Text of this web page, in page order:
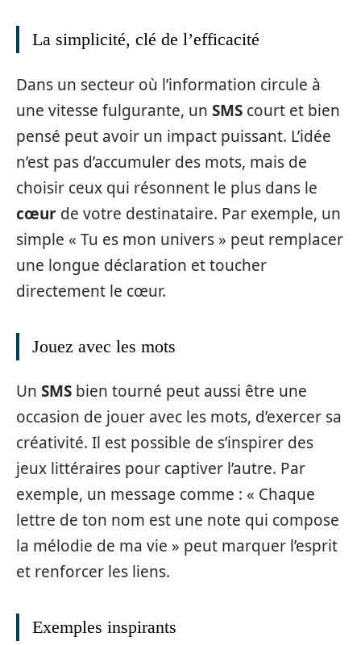
La simplicité, clé de l’efficacité
Dans un secteur où l’information circule à
une vitesse fulgurante, un SMS court et bien
pensé peut avoir un impact puissant. L’idée
n’est pas d’accumuler des mots, mais de
choisir ceux qui résonnent le plus dans le
cœur de votre destinataire. Par exemple, un
simple « Tu es mon univers » peut remplacer
une longue déclaration et toucher
directement le cœur.
Jouez avec les mots
Un SMS bien tourné peut aussi être une
occasion de jouer avec les mots, d’exercer sa
créativité. Il est possible de s’inspirer des
jeux littéraires pour captiver l’autre. Par
exemple, un message comme : « Chaque
lettre de ton nom est une note qui compose
la mélodie de ma vie » peut marquer l’esprit
et renforcer les liens.
Exemples inspirants